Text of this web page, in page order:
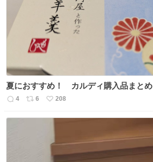
数
夏におすすめ！ カルディ購入品まとめ
返
4
リ
6
い
208